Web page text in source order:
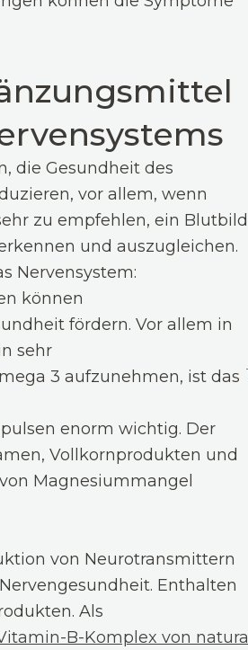
die Gesundheit des
vor allem, wenn
zu empfehlen, ein Blutbild
und auszugleichen.
Nervensystem:
können
fördern. Vor allem in
sehr
3 aufzunehmen, ist das
enorm wichtig. Der
Vollkornprodukten und
Magnesiummangel
von Neurotransmittern
Enthalten
Als
B-Komplex von natural